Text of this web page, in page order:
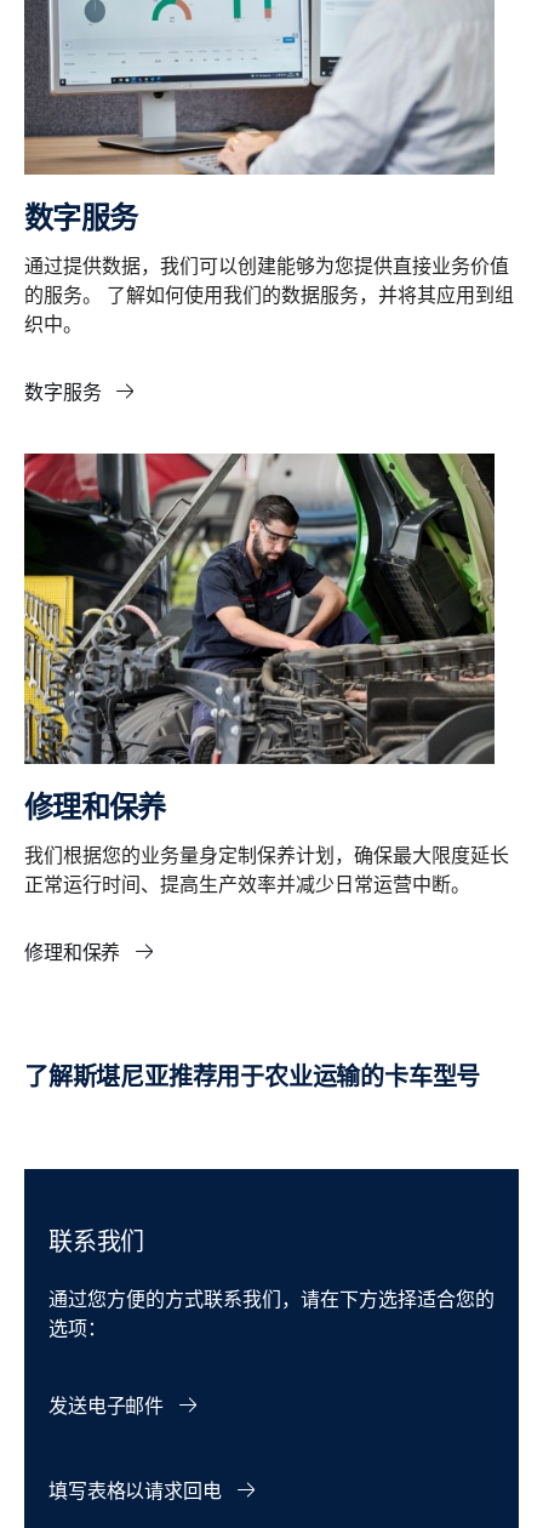
数字服务
通过提供数据，我们可以创建能够为您提供直接业务价值
的服务。 了解如何使用我们的数据服务，并将其应用到组
织中。
数字服务
修理和保养
我们根据您的业务量身定制保养计划，确保最大限度延长
正常运行时间、提高生产效率并减少日常运营中断。
修理和保养
了解斯堪尼亚推荐用于农业运输的卡车型号
联系我们
通过您方便的方式联系我们，请在下方选择适合您的
选项：
发送电子邮件
填写表格以请求回电